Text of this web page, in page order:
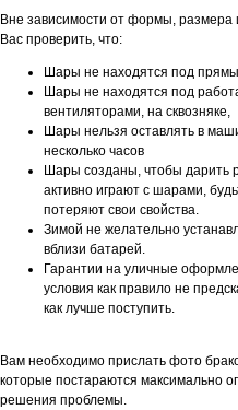
Вне зависимости от формы,
Вас проверить, что:
Шары не находятся под
Шары не находятся под
вентиляторами, на сквозняке,
Шары нельзя оставлять в
несколько часов
Шары созданы, чтобы дарить
активно играют с шарами,
потеряют свои свойства.
Зимой не желательно
вблизи батарей.
Гарантии на уличные
условия как правило не
как лучше поступить.
Вам необходимо прислать фото
которые постараются максимально
решения проблемы.